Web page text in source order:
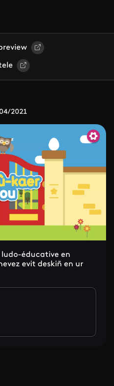
2021
ludo-éducative en
evit deskiñ en ur
sur Facebook
sur Xsur LinkedIn